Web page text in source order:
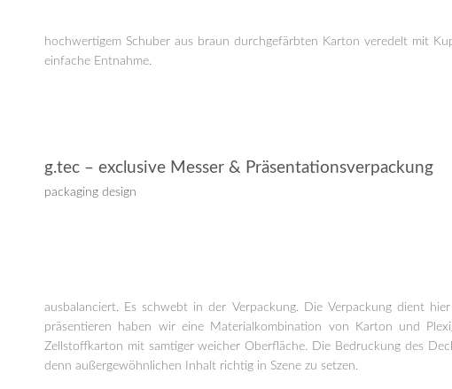
hochwertigem Schuber aus braun durchgefärbten Karton veredelt mit
einfache Entnahme.
g.tec – exclusive Messer & Präsentationsverpackung
packaging design
ausbalanciert. Es schwebt in der Verpackung. Die Verpackung dient
präsentieren haben wir eine Materialkombination von Karton und
Zellstoffkarton mit samtiger weicher Oberfläche. Die Bedruckung des
denn außergewöhnlichen Inhalt richtig in Szene zu setzen.